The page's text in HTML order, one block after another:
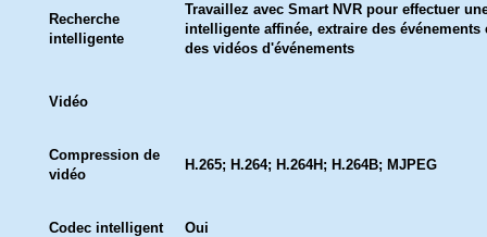
Recherche
intelligente
Travaillez avec Smart NVR pour effectuer
intelligente affinée, extraire des événements
des vidéos d'événements
Vidéo
Compression de
vidéo
H.265; H.264; H.264H; H.264B; MJPEG
Codec intelligent Oui